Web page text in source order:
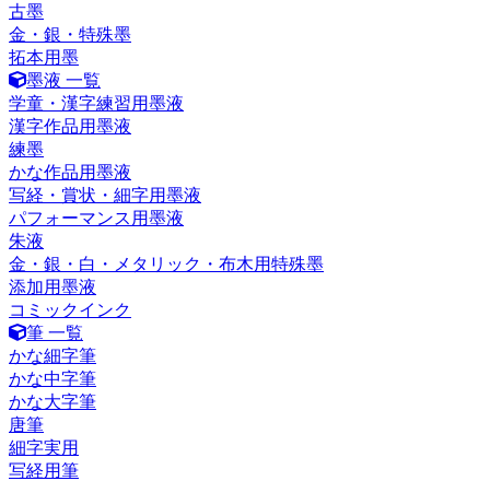
古墨
金・銀・特殊墨
拓本用墨
墨液 一覧
学童・漢字練習用墨液
漢字作品用墨液
練墨
かな作品用墨液
写経・賞状・細字用墨液
パフォーマンス用墨液
朱液
金・銀・白・メタリック・布木用特殊墨
添加用墨液
コミックインク
筆 一覧
かな細字筆
かな中字筆
かな大字筆
唐筆
細字実用
写経用筆